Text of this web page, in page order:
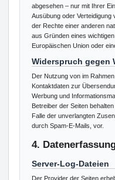
abgesehen – nur mit Ihrer
Ausübung oder
der Rechte einer anderen
aus Gründen eines
Europäischen Union oder
Widerspruch gegen
Der Nutzung von im
Kontaktdaten zur
Werbung und
Betreiber der Seiten
Falle der unverlangten
durch Spam-E-Mails, vor.
4.
Server-Log-Dateien
Der Provider der Seiten